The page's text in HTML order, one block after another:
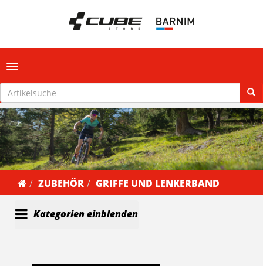
Toggle navigation
ZUBEHÖR GRIFFE UND LENKERBAND
Kategorien einblenden